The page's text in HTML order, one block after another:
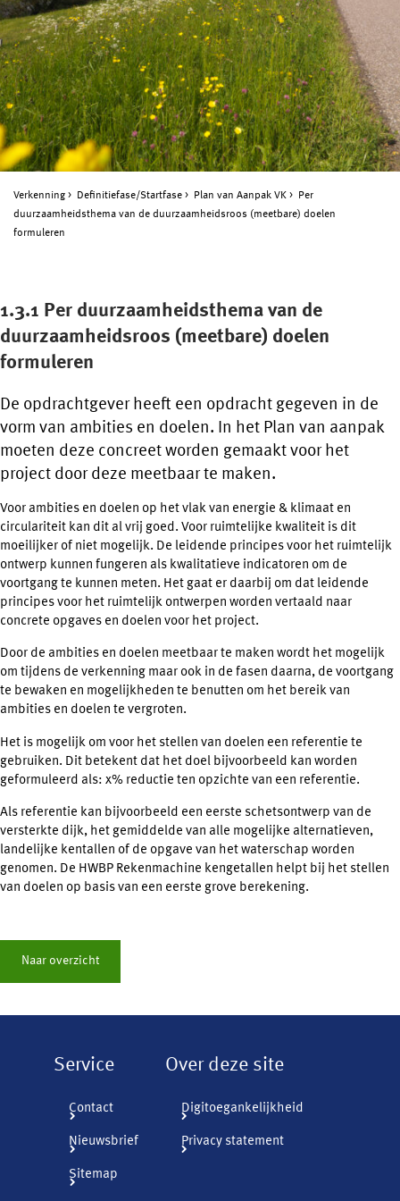
Verkenning Definitiefase/Startfase Plan van Aanpak VK
Per
duurzaamheidsthema van de duurzaamheidsroos (meetbare) doelen
formuleren
1.3.1 Per duurzaamheidsthema van de
duurzaamheidsroos (meetbare) doelen
formuleren
De opdrachtgever heeft een opdracht gegeven in de
vorm van ambities en doelen. In het Plan van aanpak
moeten deze concreet worden gemaakt voor het
project door deze meetbaar te maken.
Voor ambities en doelen op het vlak van energie & klimaat en
circulariteit kan dit al vrij goed. Voor ruimtelijke kwaliteit is dit
moeilijker of niet mogelijk. De leidende principes voor het ruimtelijk
ontwerp kunnen fungeren als kwalitatieve indicatoren om de
voortgang te kunnen meten. Het gaat er daarbij om dat leidende
principes voor het ruimtelijk ontwerpen worden vertaald naar
concrete opgaves en doelen voor het project.
Door de ambities en doelen meetbaar te maken wordt het mogelijk
om tijdens de verkenning maar ook in de fasen daarna, de voortgang
te bewaken en mogelijkheden te benutten om het bereik van
ambities en doelen te vergroten.
Het is mogelijk om voor het stellen van doelen een referentie te
gebruiken. Dit betekent dat het doel bijvoorbeeld kan worden
geformuleerd als: x% reductie ten opzichte van een referentie.
Als referentie kan bijvoorbeeld een eerste schetsontwerp van de
versterkte dijk, het gemiddelde van alle mogelijke alternatieven,
landelijke kentallen of de opgave van het waterschap worden
genomen. De HWBP Rekenmachine kengetallen helpt bij het stellen
van doelen op basis van een eerste grove berekening.
Naar overzicht
Service
Contact
Nieuwsbrief
Sitemap
Over deze site
Digitoegankelijkheid
Privacy statement